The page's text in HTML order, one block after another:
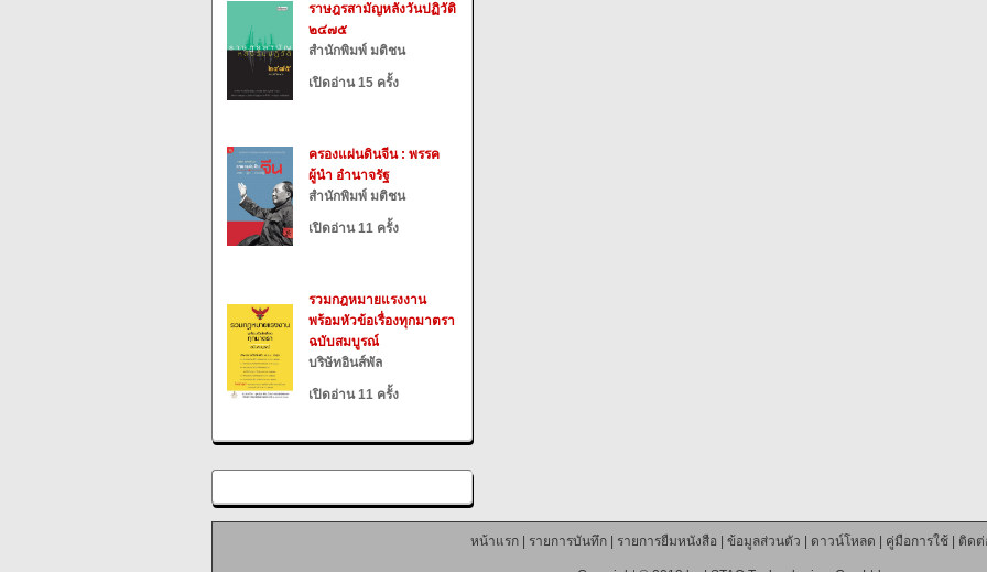
ราษฎรสามัญหลังวันปฏิวัติ
๒๔๗๕
สำนักพิมพ์ มติชน
เปิดอ่าน 15 ครั้ง
ครองแผ่นดินจีน : พรรค
ผู้นำ อำนาจรัฐ
สำนักพิมพ์ มติชน
เปิดอ่าน 11 ครั้ง
รวมกฎหมายแรงงาน
พร้อมหัวข้อเรื่องทุกมาตรา
ฉบับสมบูรณ์
บริษัทอินส์พัล
เปิดอ่าน 11 ครั้ง
หน้าแรก| รายการบันทึก| รายการยืมหนังสือ ข้อมูลส่วนตัว ดาวน์โหลด คู่มือการใช้| ติดต่